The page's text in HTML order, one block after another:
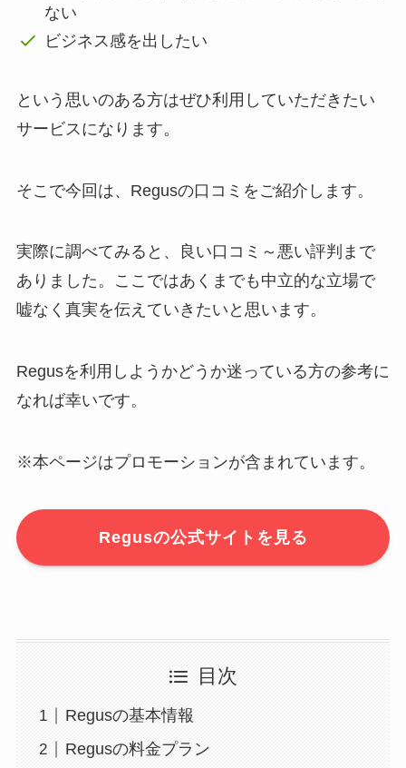
ない
ビジネス感を出したい
という思いのある方はぜひ利用していただきたい
サービスになります。
そこで今回は、Regusの口コミをご紹介します。
実際に調べてみると、良い口コミ～悪い評判まで
ありました。ここではあくまでも中立的な立場で
嘘なく真実を伝えていきたいと思います。
Regusを利用しようかどうか迷っている方の参考に
なれば幸いです。
※本ページはプロモーションが含まれています。
Regusの公式サイトを見る
目次
Regusの基本情報
Regusの料金プラン